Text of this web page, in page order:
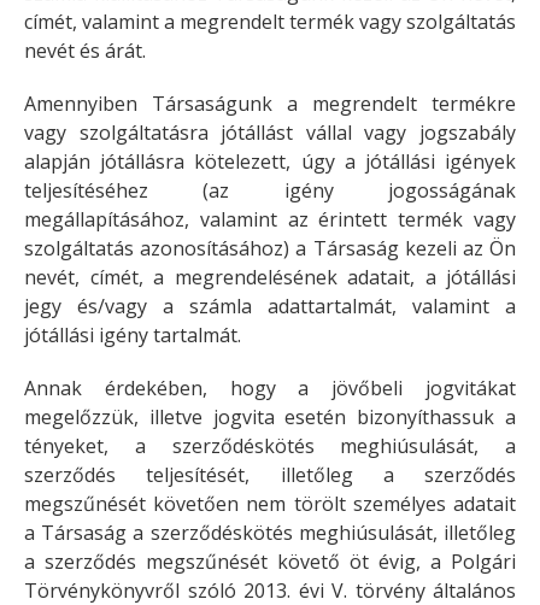
címét, valamint a megrendelt termék vagy szolgáltatás
nevét és árát.
Amennyiben Társaságunk a megrendelt termékre
vagy szolgáltatásra jótállást vállal vagy jogszabály
alapján jótállásra kötelezett, úgy a jótállási igények
teljesítéséhez (az igény jogosságának
megállapításához, valamint az érintett termék vagy
szolgáltatás azonosításához) a Társaság kezeli az Ön
nevét, címét, a megrendelésének adatait, a jótállási
jegy és/vagy a számla adattartalmát, valamint a
jótállási igény tartalmát.
Annak érdekében, hogy a jövőbeli jogvitákat
megelőzzük, illetve jogvita esetén bizonyíthassuk a
tényeket, a szerződéskötés meghiúsulását, a
szerződés teljesítését, illetőleg a szerződés
megszűnését követően nem törölt személyes adatait
a Társaság a szerződéskötés meghiúsulását, illetőleg
a szerződés megszűnését követő öt évig, a Polgári
Törvénykönyvről szóló 2013. évi V. törvény általános